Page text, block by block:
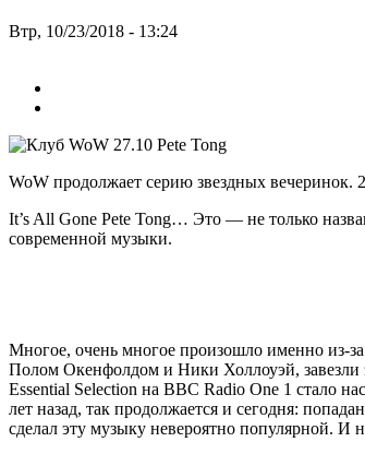
Втр, 10/23/2018 - 13:24
WoW продолжает серию звездных
It’s All Gone Pete Tong… Это — не только
современной музыки.
Многое, очень многое произошло именно из-
Полом Окенфолдом и Ники Холлоуэй, завезли
Essential Selection на BBC Radio One 1 стало
лет назад, так продолжается и сегодня:
сделал эту музыку невероятно популярной.